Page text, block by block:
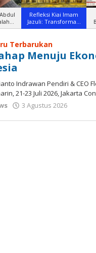
P
Refleksi Kiai Imam
Jazuli: Transformasi
Pemik
Terbarukan
Menuju
Indrawan Pendiri & CEO
21-23 Juli 2026, Jakarta
3 Agustus 2026